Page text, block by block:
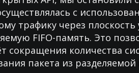
с
трафику через
FIFO-память. Это
сокращения количества
пакета из